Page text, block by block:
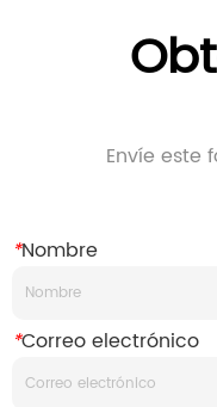
Envíe este
*Nombre
*Correo electrónico